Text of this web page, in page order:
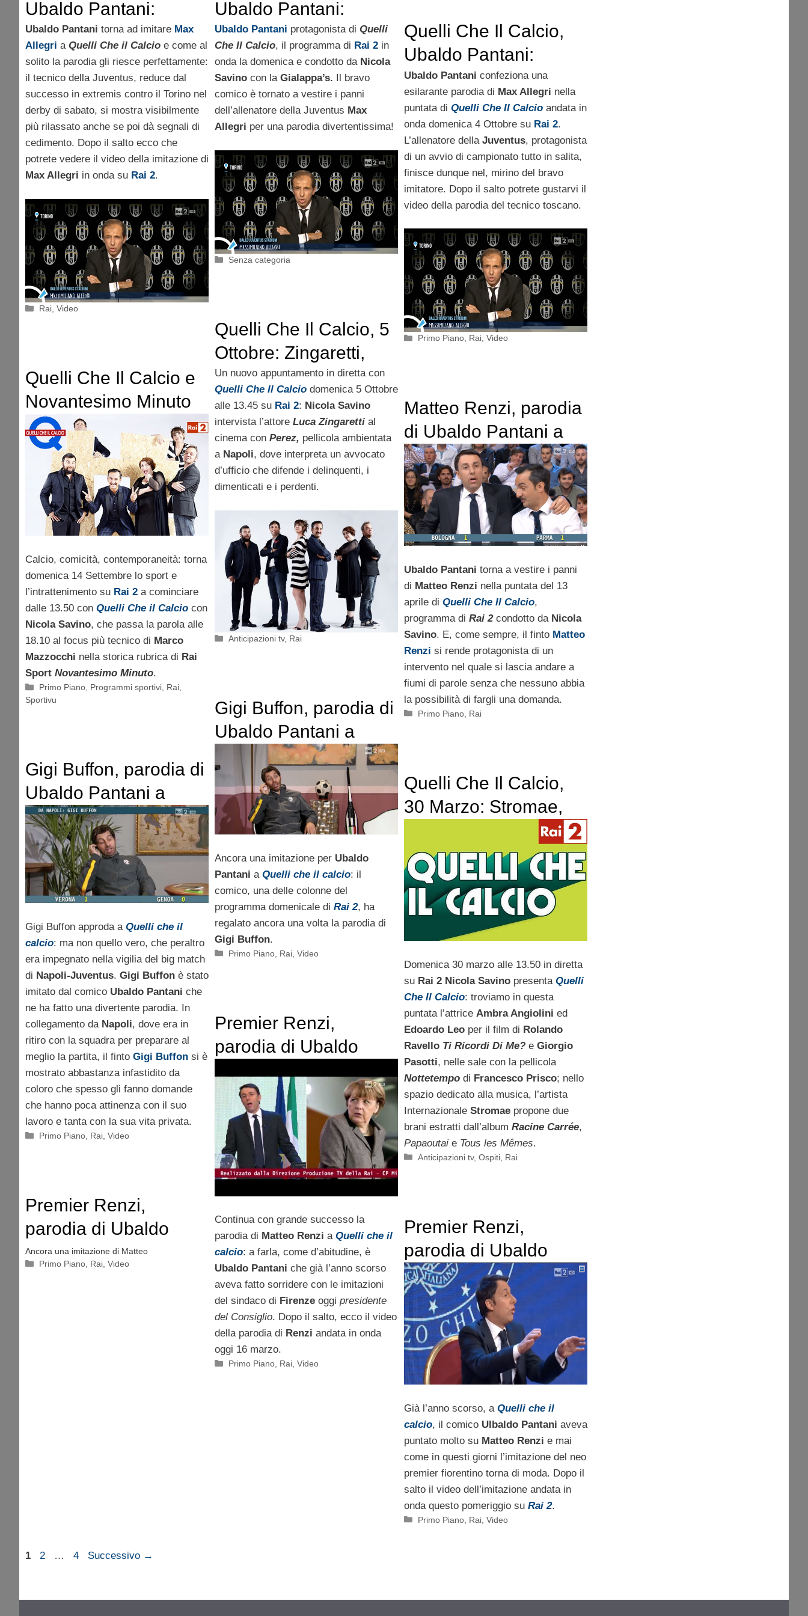
Ubaldo Pantani:
parodia Max Allegri 1
Novembre 2015
Ubaldo Pantani torna ad imitare Max
Allegri a Quelli Che il Calcio e come al
solito la parodia gli riesce perfettamente:
il tecnico della Juventus, reduce dal
successo in extremis contro il Torino nel
derby di sabato, si mostra visibilmente
più rilassato anche se poi dà segnali di
cedimento. Dopo il salto ecco che
potrete vedere il video della imitazione di
Max Allegri in onda su Rai 2.
Categorie
Rai ,Video
Ubaldo Pantani:
parodia Max Allegri
Ubaldo Pantani protagonista di Quelli
Che Il Calcio, il programma di Rai 2in
onda la domenica e condotto da Nicola
Savinocon la Gialappa’s. Il bravo
comico è tornato a vestire i panni
dell’allenatore della Juventus Max
Allegri per una parodia divertentissima!
Categorie
Senza categoria
Quelli Che Il Calcio,
Ubaldo Pantani:
parodia di Max Allegri
Ubaldo Pantani confeziona una
esilarante parodia di Max Allegri nella
puntata di Quelli Che Il Calcio andata in
onda domenica 4 Ottobre su Rai 2.
L’allenatore della Juventus, protagonista
di un avvio di campionato tutto in salita,
finisce dunque nel, mirino del bravo
imitatore. Dopo il salto potrete gustarvi il
video della parodia del tecnico toscano.
Categorie
Primo Piano, Rai,Video
Quelli Che Il Calcio, 5
Ottobre: Zingaretti,
Pintus, Lucarelli
Un nuovo appuntamento in diretta con
Quelli Che Il Calciodomenica 5 Ottobre
alle 13.45 su Rai 2: Nicola Savino
intervista l’attore Luca Zingarettial
cinema con Perez, pellicola ambientata
a Napoli, dove interpreta un avvocato
d’ufficio che difende i delinquenti, i
dimenticati e i perdenti.
Categorie
Anticipazioni tv, Rai
Quelli Che Il Calcio e
Novantesimo Minuto
tornano su Rai 2
Calcio, comicità, contemporaneità: torna
domenica 14 Settembre lo sport e
l’intrattenimento su Rai 2 a cominciare
dalle 13.50 con Quelli Che il Calcio con
Nicola Savino, che passa la parola alle
18.10 al focus più tecnico di Marco
Mazzocchi nella storica rubrica di Rai
Sport Novantesimo Minuto.
Categorie
Primo Piano Programmi sportivi Rai
Sportivu
Matteo Renzi, parodia
di Ubaldo Pantani a
Quelli Che Il Calcio 13
aprile
Ubaldo Pantani torna a vestire i panni
di Matteo Renzi nella puntata del 13
aprile di Quelli Che Il Calcio,
programma di Rai 2condotto da Nicola
Savino. E, come sempre, il finto Matteo
Renzi si rende protagonista di un
intervento nel quale si lascia andare a
fiumi di parole senza che nessuno abbia
la possibilità di fargli una domanda.
Categorie
Primo Piano Rai
Gigi Buffon, parodia di
Ubaldo Pantani a
Quelli Che Il Calcio 6
aprile | Video
Ancora una imitazione per Ubaldo
Pantani a Quelli che il calcio: il
comico, una delle colonne del
programma domenicale di Rai 2, ha
regalato ancora una volta la parodia di
Gigi Buffon.
Categorie
Primo Piano Rai ,Video
Gigi Buffon, parodia di
Ubaldo Pantani a
Quelli Che Il Calcio 30
marzo | Video
Gigi Buffon approda a Quelli che il
calcio: ma non quello vero, che peraltro
era impegnato nella vigilia del big match
di Napoli-Juventus. Gigi Buffon è stato
imitato dal comico Ubaldo Pantani che
ne ha fatto una divertente parodia. In
collegamento da Napoli, dove era in
ritiro con la squadra per preparare al
meglio la partita, il finto Gigi Buffon si è
mostrato abbastanza infastidito da
coloro che spesso gli fanno domande
che hanno poca attinenza con il suo
lavoro e tanta con la sua vita privata.
Categorie
Primo Piano Rai ,Video
Quelli Che Il Calcio,
30 Marzo: Stromae,
Pasotti, Maionchi, Leo
e Angiolini
Domenica 30 marzo alle 13.50 in diretta
su Rai 2 Nicola Savinopresenta Quelli
Che Il Calcio: troviamo in questa
puntata l’attrice Ambra Angiolini ed
Edoardo Leoper il film di Rolando
Ravello Ti Ricordi Di Me?e Giorgio
Pasotti, nelle sale con la pellicola
Nottetempodi Francesco Prisco; nello
spazio dedicato alla musica, l’artista
Internazionale Stromaepropone due
brani estratti dall’album Racine Carrée,
Papaoutaie Tous les Mêmes.
Categorie
Anticipazioni tv,Ospiti Rai
Premier Renzi,
parodia di Ubaldo
Calcio 16 marzo |
Video
Continua con grande successo la
parodia di Matteo Renzi a Quelli che il
calcio: a farla, come d’abitudine, è
Ubaldo Pantani che già l’anno scorso
aveva fatto sorridere con le imitazioni
del sindaco di Firenzeoggi presidente
del Consiglio. Dopo il salto, ecco il video
della parodia di Renzi andata in onda
oggi 16 marzo.
Categorie
Primo Piano Rai ,Video
Premier Renzi,
parodia di Ubaldo
Pantani a Quelli Che Il
Ancora una imitazione di Matteo
Categorie
Primo Piano Rai ,Video
Premier Renzi,
parodia di Ubaldo
Pantani a Quelli Che Il
Calcio
Già l’anno scorso, a Quelli che il
calcio, il comico Ulbaldo Pantani aveva
puntato molto su Matteo Renzi e mai
come in questi giorni l’imitazione del neo
premier fiorentino torna di moda. Dopo il
salto il video dell’imitazione andata in
onda questo pomeriggio su Rai 2.
Categorie
Primo Piano Rai ,Video
Pagina
1 Pagina
2 … Pagina
4 Successivo →